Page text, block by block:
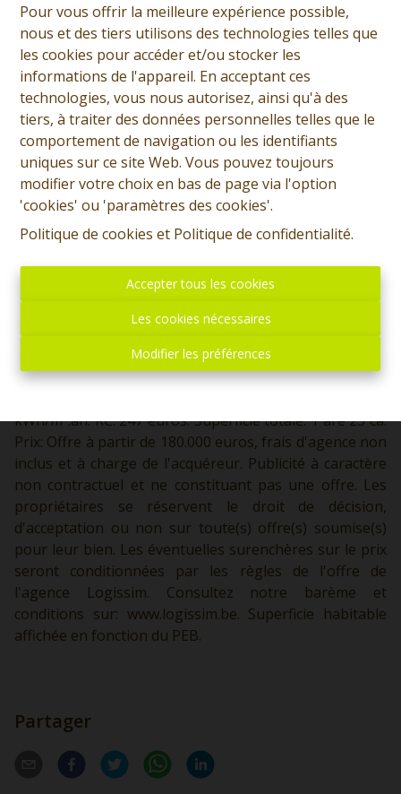
Pour vous offrir la meilleure expérience possible,
nous et des tiers utilisons des technologies telles que
les cookies pour accéder et/ou stocker les
informations de l'appareil. En acceptant ces
technologies, vous nous autorisez, ainsi qu'à des
tiers, à traiter des données personnelles telles que le
comportement de navigation ou les identifiants
uniques sur ce site Web. Vous pouvez toujours
modifier votre choix en bas de page via l'option
'cookies' ou 'paramètres des cookies'.
Politique de cookies et Politique de confidentialité.
Accepter tous les cookies
Les cookies nécessaires
Modifier les préférences
Giorgio Marsala
Demande d'informations
+32 (0)65 31 96 96
3 1 94 m² 123 m²
SOUS OPTION - PLUS DE VISITE - Prix: Offre à partir de
180.000 euros, frais d'agence non inclus et à charge de
l'acquéreur. Chouette maison habitable rapidement et
comprenant: Sous-sol: Cave. Rez: Hall d'entrée, une
chambre sur l'avant, living, cuisine équipée, salle de
douche, superbe terrasse. Etage: Hall de nuit, deux
chambres. Divers: Châssis double vitrage, chauffage
kWh/m².an. RC: 247 euros. Superficie totale: 1 are 23 ca.
Prix: Offre à partir de 180.000 euros, frais d'agence non
inclus et à charge de l'acquéreur. Publicité à caractère
non contractuel et ne constituant pas une offre. Les
propriétaires se réservent le droit de décision,
d'acceptation ou non sur toute(s) offre(s) soumise(s)
pour leur bien. Les éventuelles surenchères sur le prix
seront conditionnées par les règles de l'offre de
l'agence Logissim. Consultez notre barème et
conditions sur: www.logissim.be. Superficie habitable
affichée en fonction du PEB.
Partager